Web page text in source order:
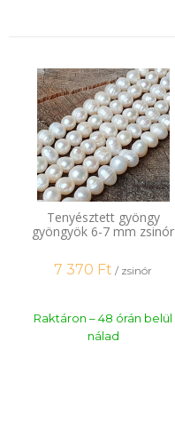
Tenyésztett gyöngy
gyöngyök 6-7 mm zsinór
7 370 Ft / zsinór
Raktáron – 48 órán belül
nálad